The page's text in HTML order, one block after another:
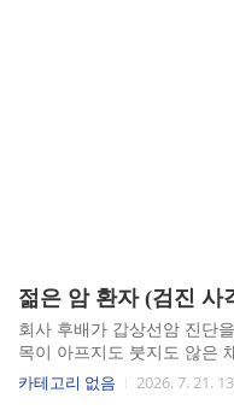
회사 후배가 갑상선암 진단
목이 아프지도 붓지도 않은
은 중장년층 이야기라고만
변에서 먼저 현실이 됐습니
카테고리 없음 2026. 7. 21.